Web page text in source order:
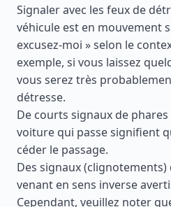
Signaler avec les feux de
véhicule est en mouvement
excusez-moi » selon le
exemple, si vous laissez
vous serez très
détresse.
De courts signaux de
voiture qui passe signifient
céder le passage.
Des signaux
venant en sens inverse
Cependant, veuillez noter